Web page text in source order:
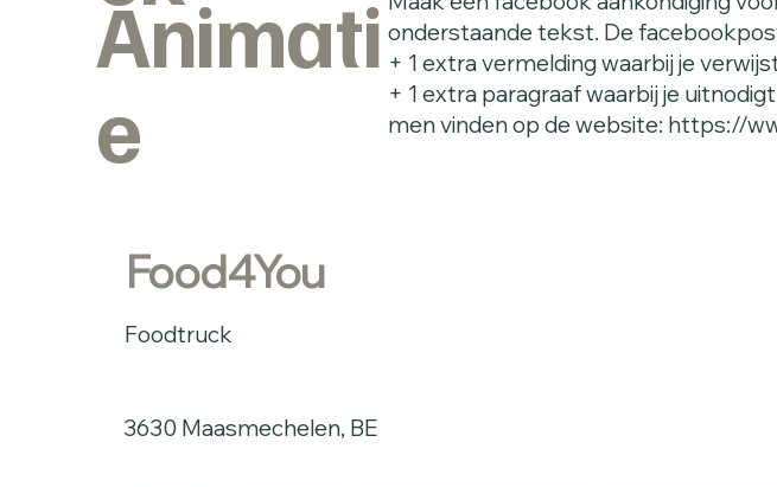
Animati
e
onderstaande tekst. De
+ 1 extra vermelding waarbij je
+ 1 extra paragraaf waarbij je
men vinden op de website: https://
Food4You
Foodtruck
3630 Maasmechelen, BE